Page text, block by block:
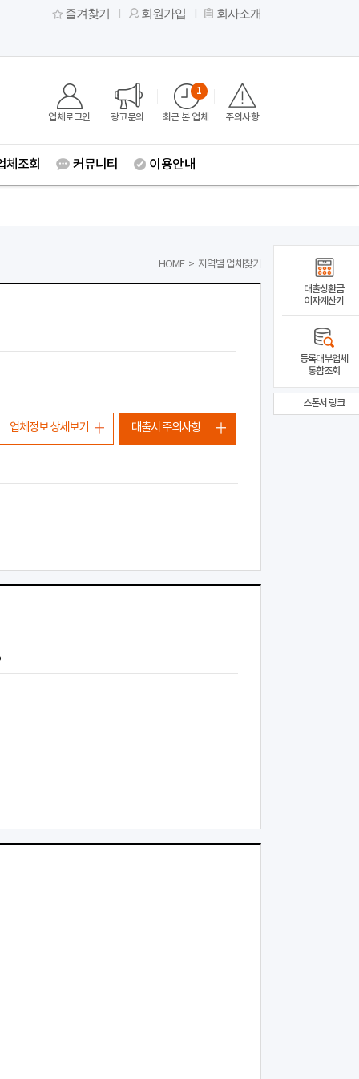
즐겨찾기 회원가입 회사소개
업체로그인 광고문의 최근 본 업체
1
주의사항
체조회 커뮤니티 이용안내
HOME > 지역별 업체찾기
업체정보 상세보기 대출시 주의사항
대출상환금
이자계산기
등록대부업체
통합조회
스폰서 링크